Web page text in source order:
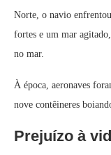
Norte, o navio
fortes e um mar
no mar.
À época, aeronaves
nove contêineres
Prejuízo à